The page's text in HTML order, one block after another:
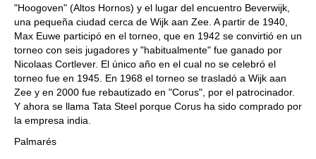
"Hoogoven" (Altos Hornos) y el lugar del encuentro Beverwijk,
una pequeña ciudad cerca de Wijk aan Zee. A partir de 1940,
Max Euwe participó en el torneo, que en 1942 se convirtió en un
torneo con seis jugadores y "habitualmente" fue ganado por
Nicolaas Cortlever. El único año en el cual no se celebró el
torneo fue en 1945. En 1968 el torneo se trasladó a Wijk aan
Zee y en 2000 fue rebautizado en "Corus", por el patrocinador.
Y ahora se llama Tata Steel porque Corus ha sido comprado por
la empresa india.
Palmarés